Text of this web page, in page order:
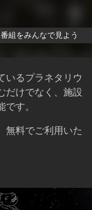
組をみんなで見よう
いるプラネタリウ
だけでなく、施設
す。
無料でご利用いた